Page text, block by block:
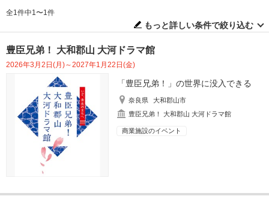
全1件中1〜1件
もっと詳しい条件で絞り込む
豊臣兄弟！ 大和郡山 大河ドラマ館
2026年3月2日(月)～2027年1月22日(金)
「豊臣兄弟！」の世界に没入できる
奈良県
大和郡山市
豊臣兄弟！ 大和郡山 大河ドラマ館
商業施設のイベント